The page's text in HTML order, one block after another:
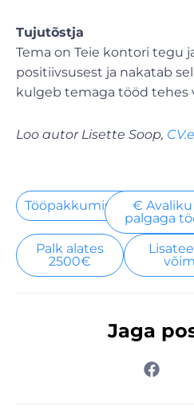
Tujutõstja
Tema on Teie kontori tegu
positiivsusest ja nakatab
kulgeb temaga tööd tehes
Loo autor Lisette Soop,
Tööpakkumised
€ Avaliku
palgaga
Palk alates
2500€
Jaga